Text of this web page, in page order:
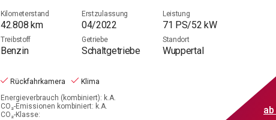
Kilometerstand
42.808 km
Erstzulassung
04/2022
Leistung
71 PS/52 kW
Treibstoff
Benzin
Getriebe
Schaltgetriebe
Standort
Wuppertal
Rückfahrkamera
Klima
Energieverbrauch (kombiniert): k.A.
CO₂-Emissionen kombiniert: k.A.
CO₂-Klasse:
ab